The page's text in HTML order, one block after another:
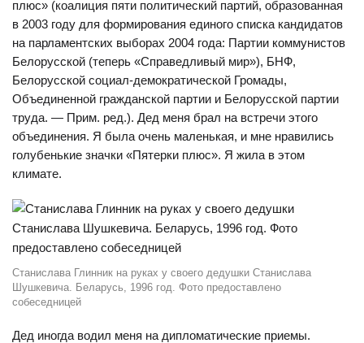
плюс» (коалиция пяти политический партий, образованная
в 2003 году для формирования единого списка кандидатов
на парламентских выборах 2004 года: Партии коммунистов
Белорусской (теперь «Справедливый мир»), БНФ,
Белорусской социал-демократической Громады,
Объединенной гражданской партии и Белорусской партии
труда. — Прим. ред.). Дед меня брал на встречи этого
объединения. Я была очень маленькая, и мне нравились
голубенькие значки «Пятерки плюс». Я жила в этом
климате.
Станислава Глинник на руках у своего дедушки Станислава
Шушкевича. Беларусь, 1996 год. Фото предоставлено
собеседницей
Дед иногда водил меня на дипломатические приемы.